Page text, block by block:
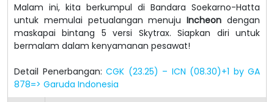
Malam ini, kita berkumpul di Bandara Soekarno-Hatta
untuk memulai petualangan menuju Incheondengan
maskapai bintang 5 versi Skytrax. Siapkan diri untuk
bermalam dalam kenyamanan pesawat!
Detail Penerbangan: CGK (23.25) – ICN (08.30)+1 by GA
878=> Garuda Indonesia